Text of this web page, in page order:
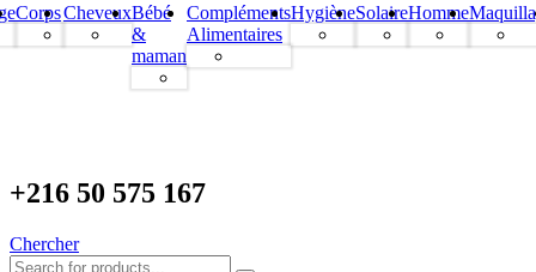
CorpsCheveuxBébé
&
maman
Compléments
Alimentaires
HygièneSolaireHomme
+216 50 575 167
Chercher